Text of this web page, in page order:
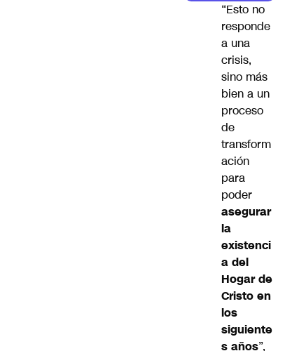
“Esto no
responde
a una
crisis,
sino más
bien a un
proceso
de
transform
ación
para
poder
asegurar
la
existenci
a del
Hogar de
Cristo en
los
siguiente
s años”,